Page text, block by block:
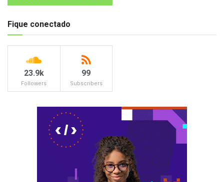
Fique conectado
23.9k
Followers
99
Subscribers